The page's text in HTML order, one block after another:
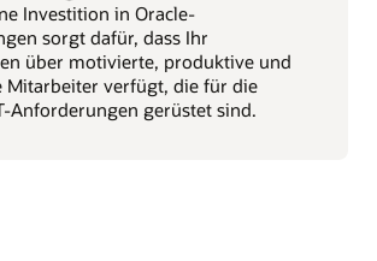
Investition in Oracle-
sorgt dafür, dass Ihr
über motivierte, produktive und
Mitarbeiter verfügt, die für die
Anforderungen gerüstet sind.